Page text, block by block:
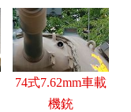
74式7.62mm車載
機銃